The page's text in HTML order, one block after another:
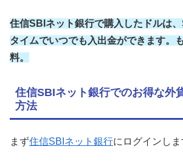
住信SBIネット銀行で購入したドルは
タイムでいつでも入出金ができます。
料。
住信SBIネット銀行でのお得な外
方法
まず住信SBIネット銀行にログインしま